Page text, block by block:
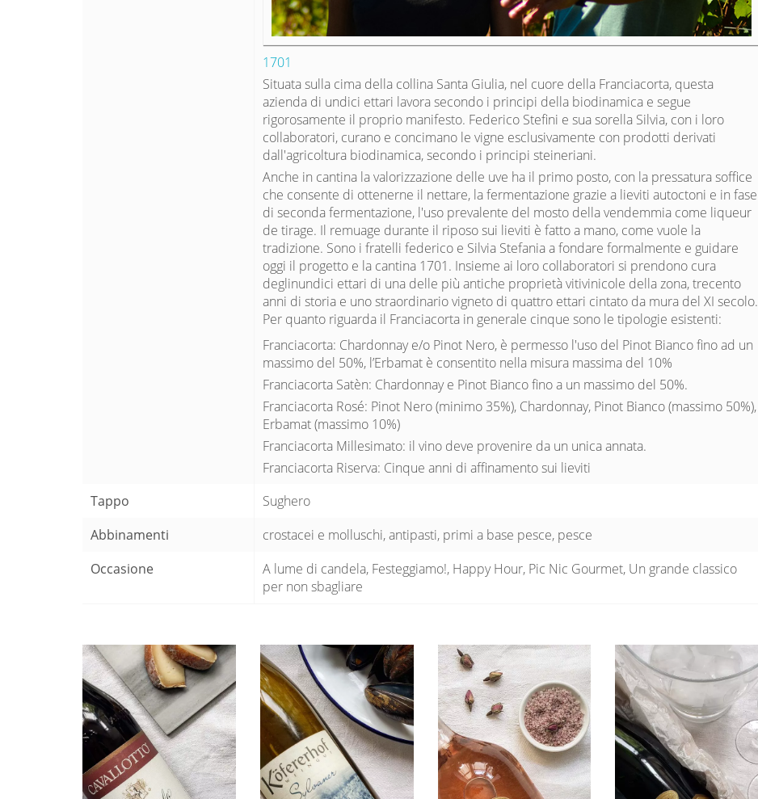
1701
Situata sulla cima della collina Santa Giulia, nel cuore della Franciacorta, questa
azienda di undici ettari lavora secondo i principi della biodinamica e segue
rigorosamente il proprio manifesto. Federico Stefini e sua sorella Silvia, con i loro
collaboratori, curano e concimano le vigne esclusivamente con prodotti derivati
dall'agricoltura biodinamica, secondo i principi steineriani.
Anche in cantina la valorizzazione delle uve ha il primo posto, con la pressatura soffice
che consente di ottenerne il nettare, la fermentazione grazie a lieviti autoctoni e in fase
di seconda fermentazione, l'uso prevalente del mosto della vendemmia come liqueur
de tirage. Il remuage durante il riposo sui lieviti è fatto a mano, come vuole la
tradizione. Sono i fratelli federico e Silvia Stefania a fondare formalmente e guidare
oggi il progetto e la cantina 1701. Insieme ai loro collaboratori si prendono cura
deglinundici ettari di una delle più antiche proprietà vitivinicole della zona, trecento
anni di storia e uno straordinario vigneto di quattro ettari cintato da mura del XI secolo.
Per quanto riguarda il Franciacorta in generale cinque sono le tipologie esistenti:
Franciacorta: Chardonnay e/o Pinot Nero, è permesso l'uso del Pinot Bianco fino ad un
massimo del 50%, l’Erbamat è consentito nella misura massima del 10%
Franciacorta Satèn: Chardonnay e Pinot Bianco fino a un massimo del 50%.
Franciacorta Rosé: Pinot Nero (minimo 35%), Chardonnay, Pinot Bianco (massimo 50%),
Erbamat (massimo 10%)
Franciacorta Millesimato: il vino deve provenire da un unica annata.
Franciacorta Riserva: Cinque anni di affinamento sui lieviti
Tappo
Sughero
Abbinamenti
crostacei e molluschi, antipasti, primi a base pesce, pesce
Occasione
A lume di candela, Festeggiamo!, Happy Hour, Pic Nic Gourmet, Un grande classico
per non sbagliare